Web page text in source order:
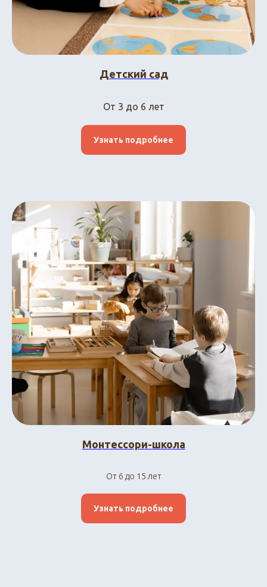
Детский сад
От 3 до 6 лет
Узнать подробнее
Монтессори-школа
От 6 до 15 лет
Узнать подробнее